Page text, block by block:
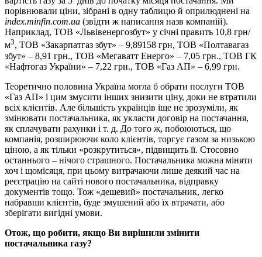
порівнювали ціни, зібрані в одну таблицю й оприлюднені на
index.minfin.com.ua (звідти ж написання назв компаній).
Наприклад, ТОВ «Львівенергозбут» у січні править 10,8 грн/
м3, ТОВ «Закарпатгаз збут» – 9,89158 грн, ТОВ «Полтавагаз
збут» – 8,91 грн., ТОВ «Мегаватт Енерго» – 7,05 грн., ТОВ ГК
«Нафтогаз України» – 7,22 грн., ТОВ «Газ АП» – 6,99 грн.
Теоретично половина Україна могла б обрати послуги ТОВ
«Газ АП» і цим змусити інших знизити ціну, доки не втратили
всіх клієнтів. Але більшість українців іще не зрозуміли, як
змінювати постачальника, як укласти договір на постачання,
як сплачувати рахунки і т. д. До того ж, побоюються, що
компанія, розширюючи коло клієнтів, торгує газом за низькою
ціною, а як тільки «розкрутиться», підвищить її. Стосовно
останнього – нічого страшного. Постачальника можна міняти
хоч і щомісяця, при цьому витрачаючи лише деякий час на
реєстрацію на сайті нового постачальника, відправку
документів тощо. Тож «дешевий» постачальник, легко
набравши клієнтів, буде змушений або їх втрачати, або
зберігати вигідні умови.
Отож, що робити, якщо Ви вирішили змінити
постачальника газу?